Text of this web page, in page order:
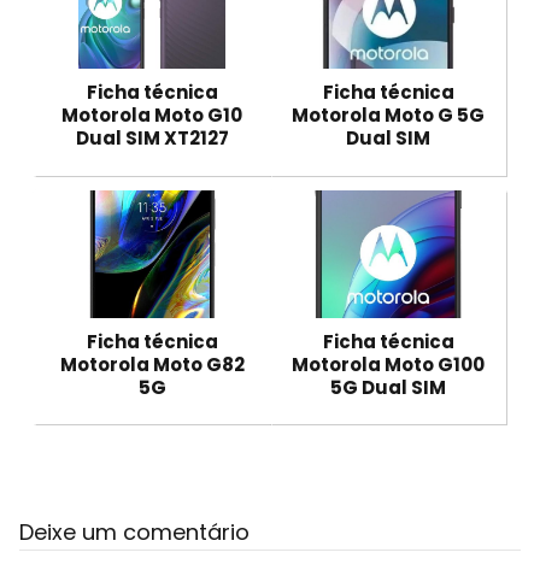
Ficha técnica
Motorola Moto G10
Dual SIM XT2127
Ficha técnica
Motorola Moto G 5G
Dual SIM
Ficha técnica
Motorola Moto G82
5G
Ficha técnica
Motorola Moto G100
5G Dual SIM
Deixe um comentário